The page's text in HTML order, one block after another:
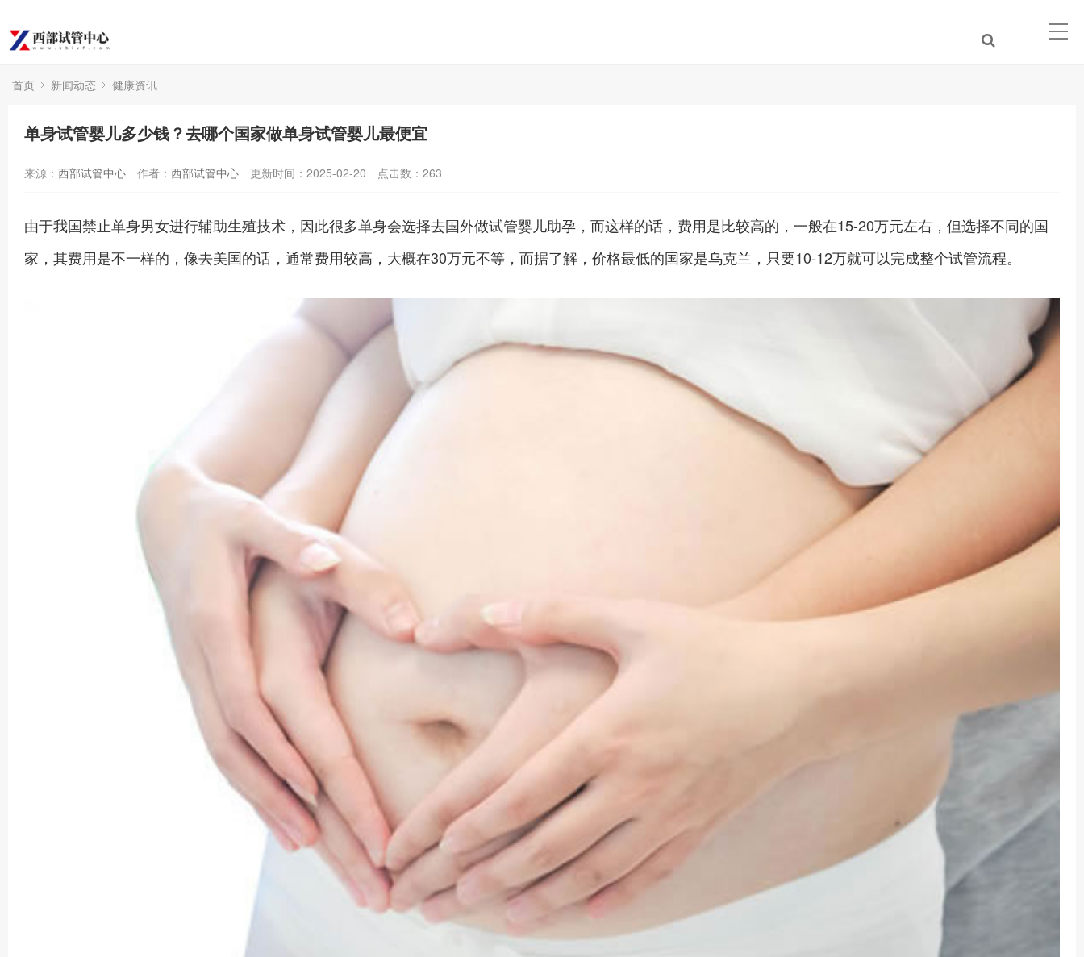
首页 新闻动态 健康资讯
单身试管婴儿多少钱？去哪个国家做单身试管婴儿最便宜
来源： 西部试管中心 作者： 西部试管中心 更新时间：2025-02-20 点击数： 263
由于我国禁止单身男女进行辅助生殖技术，因此很多单身会选择去国外做试管婴儿助孕，而这样的话，费用是比较高的，一般在15-20万元左右，但选择不同的国
家，其费用是不一样的，像去美国的话，通常费用较高，大概在30万元不等，而据了解，价格最低的国家是乌克兰，只要10-12万就可以完成整个试管流程。